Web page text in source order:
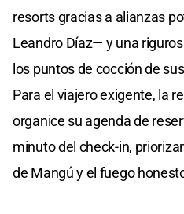
resorts gracias a alianzas
Leandro Díaz— y una
los puntos de cocción de
Para el viajero exigente, la
organice su agenda de
minuto del check-in,
de Mangú y el fuego